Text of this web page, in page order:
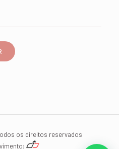
os direitos reservados